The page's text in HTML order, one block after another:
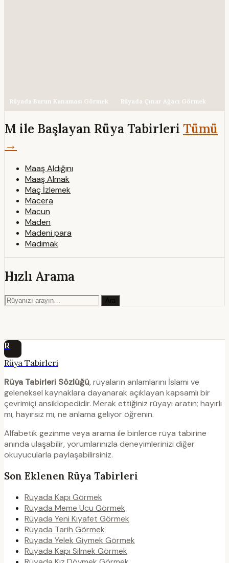
Rüyada Burun Kanaması Görmek Rüyada Çınar Ağacı Görmek
M ile Başlayan Rüya Tabirleri Tümü
→
Maaş Aldığını
Maaş Almak
Maç İzlemek
Macera
Macun
Maden
Madeni para
Madımak
Hızlı Arama
Ara
R
Rüya Tabirleri
Rüya Tabirleri Sözlüğü, rüyaların anlamlarını İslami ve
geleneksel kaynaklara dayanarak açıklayan kapsamlı bir
çevrimiçi ansiklopedidir. Merak ettiğiniz rüyayı aratın; hayırlı
mı, hayırsız mı, ne anlama geliyor öğrenin.
Alfabetik gezinme veya arama ile binlerce rüya tabirine
anında ulaşabilir, yorumlarınızla deneyimlerinizi diğer
okuyucularla paylaşabilirsiniz.
Son Eklenen Rüya Tabirleri
Rüyada Kapı Görmek
Rüyada Meme Ucu Görmek
Rüyada Yeni Kıyafet Görmek
Rüyada Tarih Görmek
Rüyada Yelek Giymek Görmek
Rüyada Kapı Silmek Görmek